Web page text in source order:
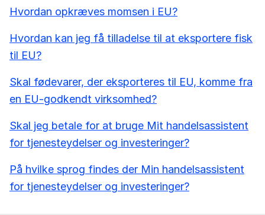
Hvordan opkræves momsen i EU?
Hvordan kan jeg få tilladelse til at eksportere fisk
til EU?
Skal fødevarer, der eksporteres til EU, komme fra
en EU-godkendt virksomhed?
Skal jeg betale for at bruge Mit handelsassistent
for tjenesteydelser og investeringer?
På hvilke sprog findes der Min handelsassistent
for tjenesteydelser og investeringer?